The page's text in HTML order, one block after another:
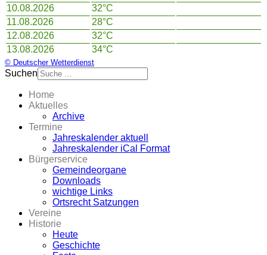
10.08.2026
32°C
11.08.2026
28°C
12.08.2026
32°C
13.08.2026
34°C
© Deutscher Wetterdienst
Suchen
Home
Aktuelles
Archive
Termine
Jahreskalender aktuell
Jahreskalender iCal Format
Bürgerservice
Gemeindeorgane
Downloads
wichtige Links
Ortsrecht Satzungen
Vereine
Historie
Heute
Geschichte